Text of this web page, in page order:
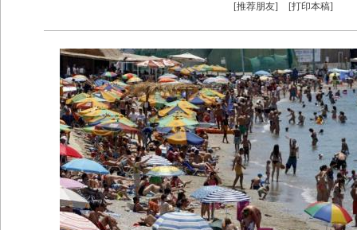
[推荐朋友] [打印本稿]